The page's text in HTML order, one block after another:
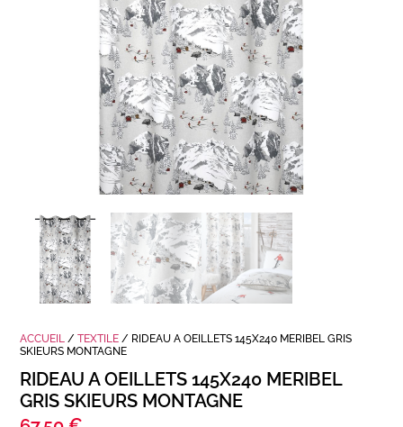
ACCUEIL /TEXTILE / RIDEAU A OEILLETS 145X240 MERIBEL GRIS
SKIEURS MONTAGNE
RIDEAU A OEILLETS 145X240 MERIBEL
GRIS SKIEURS MONTAGNE